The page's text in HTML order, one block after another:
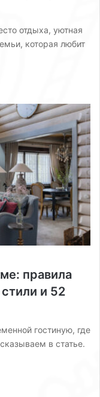
отдыха, уютная
которая любит
правила
и 52
гостиную, где
в статье.